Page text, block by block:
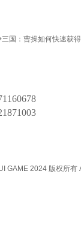
三国：曹操如何快速获
GAME 2024 版权所有